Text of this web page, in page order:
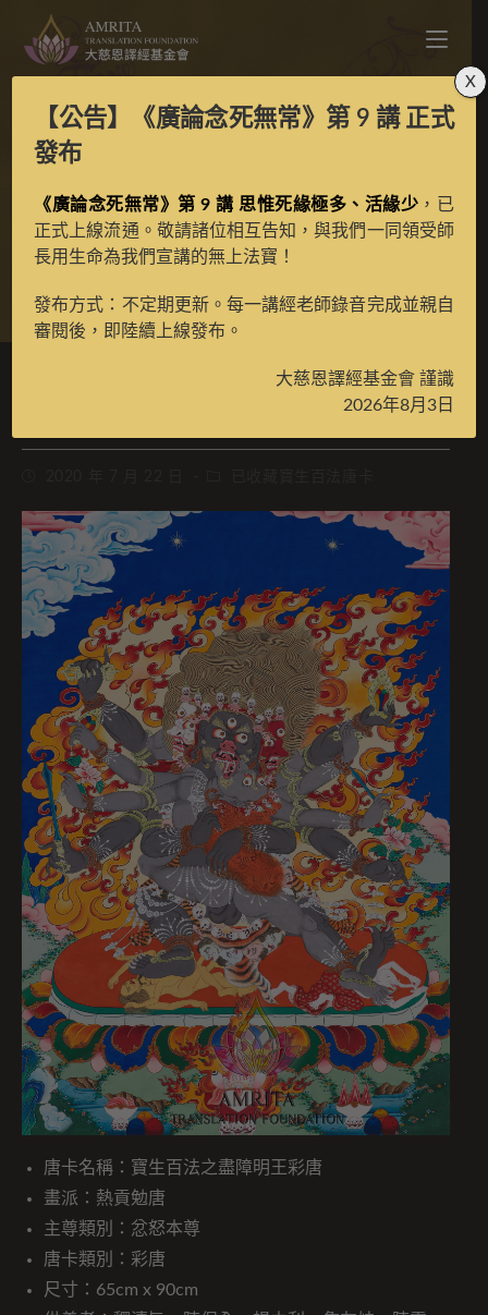
寶生百法之盡障明王彩
唐
寶生百法之盡障明王彩唐
唐卡名稱：寶生百法之盡障明王彩唐
畫派：熱貢勉唐
主尊類別：忿怒本尊
唐卡類別：彩唐
尺寸：65cm x 90cm
【公告】 《廣論念死無常》第 9 講正式
發布
《廣論念死無常》第 9 講 思惟死緣極多、活緣少 ，已
正式上線流通。敬請諸位相互告知，與我們一同領受師
長用生命為我們宣講的無上法寶！
發布方式：不定期更新。每一講經老師錄音完成並親自
審閱後，即陸續上線發布。
大慈恩譯經基金會 謹識
2026年8月3日
X